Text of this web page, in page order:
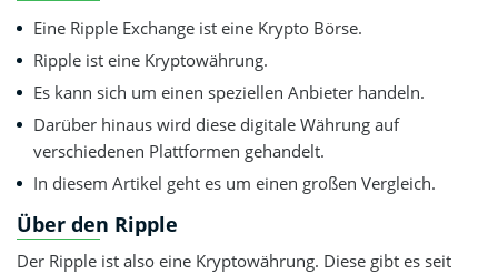
Eine Ripple Exchange ist eine Krypto Börse.
Ripple ist eine Kryptowährung.
Es kann sich um einen speziellen Anbieter handeln.
Darüber hinaus wird diese digitale Währung auf
verschiedenen Plattformen gehandelt.
In diesem Artikel geht es um einen großen Vergleich.
Über den Ripple
Der Ripple ist also eine Kryptowährung. Diese gibt es seit